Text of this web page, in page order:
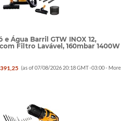
Água Barril GTW INOX 12,
Filtro Lavável, 160mbar 1400W
(as of 07/08/2026 20:18 GMT -03:00 - More